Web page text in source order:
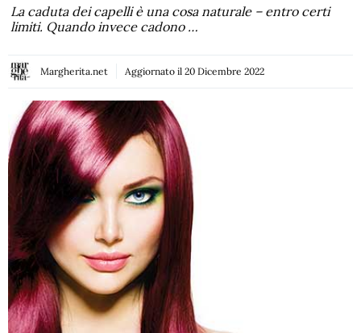
La caduta dei capelli è una cosa naturale – entro certi
limiti. Quando invece cadono …
Margherita.net Aggiornato il 20 Dicembre 2022